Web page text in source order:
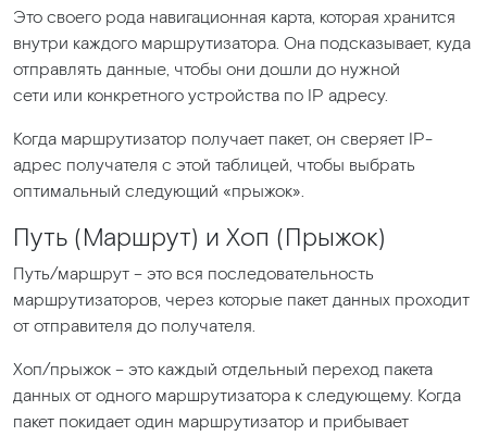
Это своего рода навигационная карта, которая хранится
внутри каждого маршрутизатора. Она подсказывает, куда
отправлять данные, чтобы они дошли до нужной
сети или конкретного устройства по IP адресу.
Когда маршрутизатор получает пакет, он сверяет IP-
адрес получателя с этой таблицей, чтобы выбрать
оптимальный следующий «прыжок».
Путь (Маршрут) и Хоп (Прыжок)
Путь/маршрут – это вся последовательность
маршрутизаторов, через которые пакет данных проходит
от отправителя до получателя.
Хоп/прыжок – это каждый отдельный переход пакета
данных от одного маршрутизатора к следующему. Когда
пакет покидает один маршрутизатор и прибывает